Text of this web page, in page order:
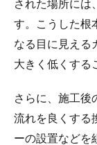
された場所には
す。こうした根
なる目に見える
大きく低くする
さらに、施工後
流れを良くする
ーの設置などを